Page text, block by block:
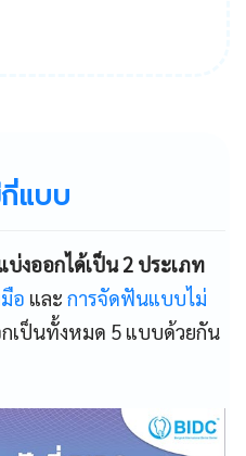
แบบ
งออกได้เป็น 2 ประเภท
อ และ การจัดฟันแบบไม่
เป็นทั้งหมด 5 แบบด้วยกัน